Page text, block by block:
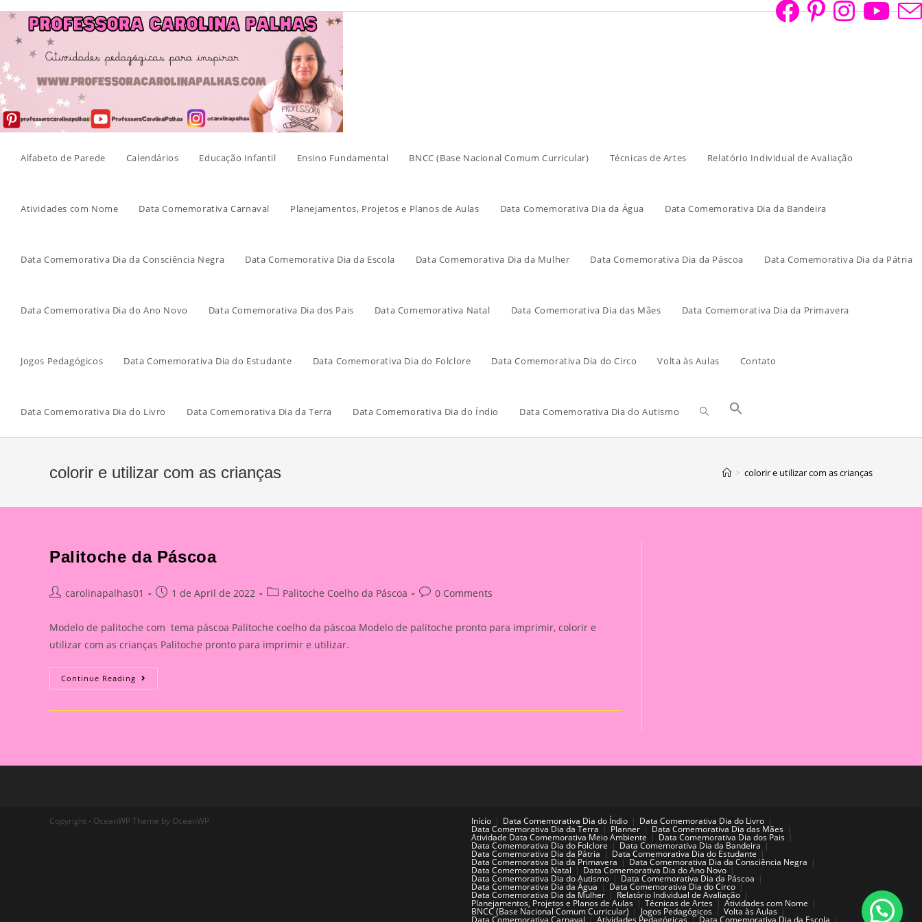
Skip
content
Alfabeto de Parede Calendários Educação Infantil Ensino Fundamental BNCC (Base Nacional Comum Curricular) Técnicas de Artes Relatório Individual de Avaliação
Atividades com Nome Data Comemorativa Carnaval Planejamentos, Projetos e Planos de Aulas Data Comemorativa Dia da Água Data Comemorativa Dia da Bandeira
Data Comemorativa Dia da Consciência Negra Data Comemorativa Dia da Escola Data Comemorativa Dia da Mulher Data Comemorativa Dia da Páscoa Data Comemorativa Dia da Pátria
Data Comemorativa Dia do Ano Novo Data Comemorativa Dia dos Pais Data Comemorativa Natal Data Comemorativa Dia das Mães Data Comemorativa Dia da Primavera
Jogos Pedagógicos Data Comemorativa Dia do Estudante Data Comemorativa Dia do Folclore Data Comemorativa Dia do Circo Volta às Aulas Contato
Data Comemorativa Dia do Livro Data Comemorativa Dia da Terra Data Comemorativa Dia do Índio Data Comemorativa Dia do Autismo
colorir e utilizar com as crianças > colorir e utilizar com as crianças
Palitoche da Páscoa
Postcarolinapalhas01
Post1 de April de 2022
PostPalitoche Coelho da Páscoa
Post0 Comments
Modelo de palitoche com tema páscoa Palitoche coelho da páscoa Modelo de palitoche pronto para imprimir, colorir e
utilizar com as crianças Palitoche pronto para imprimir e utilizar.
Continue Reading Palitoche
Da
Início Data Comemorativa Dia do Índio Data Comemorativa Dia do Livro
Data Comemorativa Dia da Terra Planner Data Comemorativa Dia das Mães
Atividade Data Comemorativa Meio Ambiente Data Comemorativa Dia dos Pais
Data Comemorativa Dia do Folclore Data Comemorativa Dia da Bandeira
Data Comemorativa Dia da Pátria Data Comemorativa Dia do Estudante
Data Comemorativa Dia da Primavera Data Comemorativa Dia da Consciência Negra
Data Comemorativa Natal Data Comemorativa Dia do Ano Novo
Data Comemorativa Dia do Autismo Data Comemorativa Dia da Páscoa
Data Comemorativa Dia da Água Data Comemorativa Dia do Circo
Data Comemorativa Dia da Mulher Relatório Individual de Avaliação
Planejamentos, Projetos e Planos de Aulas Técnicas de Artes Atividades com Nome
BNCC (Base Nacional Comum Curricular) Jogos Pedagógicos Volta às Aulas
Data Comemorativa Carnaval Atividades Pedagógicas Data Comemorativa Dia da Escola
Copyright - OceanWP Theme by OceanWP